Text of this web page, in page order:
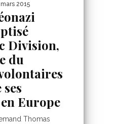
mars 2015
Division,
du
Europe
Thomas